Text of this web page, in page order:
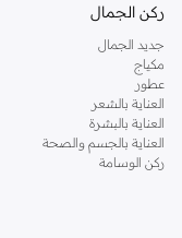
ركن الجمال
جديد الجمال
مكياج
عطور
العناية بالشعر
العناية بالبشرة
العناية بالجسم والصحة
ركن الوسامة